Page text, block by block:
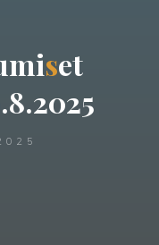
miset
.8.2025